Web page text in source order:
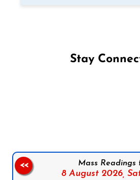
Stay
Mass Readings
8 August 2026,
<<